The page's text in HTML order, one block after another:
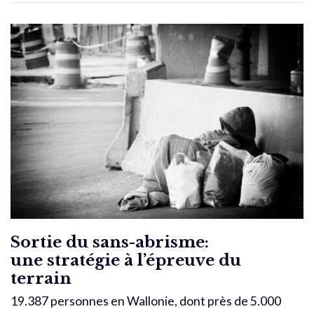
Sortie du sans-abrisme:
une stratégie à l’épreuve du
terrain
19.387 personnes en Wallonie, dont près de 5.000